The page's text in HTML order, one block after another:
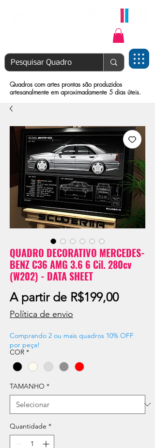
Quadros com artes prontas são produzidos
artesanalmente em aproximadamente 5 dias úteis.
QUADRO DECORATIVO MERCEDES-
BENZ C36 AMG 3.6 6 Cil. 280cv
(W202) - DATA SHEET
A partir de R$199,00Preço
Política de envio
Comprando 2 ou mais quadros 10% OFF
por peça!
COR *
TAMANHO *
Quantidade *